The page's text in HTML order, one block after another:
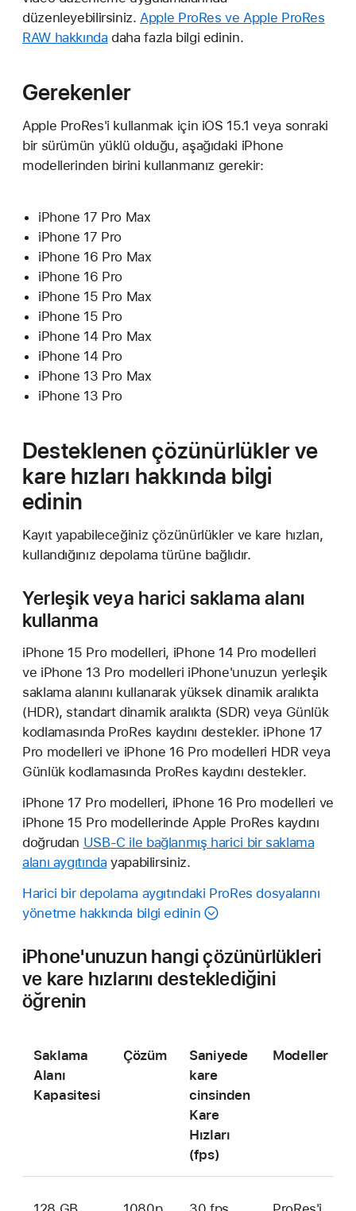
düzenleyebilirsiniz.Apple ProRes ve Apple ProRes
RAW hakkında daha fazla bilgi edinin.
Gerekenler
Apple ProRes'i kullanmak için iOS 15.1 veya sonraki
bir sürümün yüklü olduğu, aşağıdaki iPhone
modellerinden birini kullanmanız gerekir:
iPhone 17 Pro Max
iPhone 17 Pro
iPhone 16 Pro Max
iPhone 16 Pro
iPhone 15 Pro Max
iPhone 15 Pro
iPhone 14 Pro Max
iPhone 14 Pro
iPhone 13 Pro Max
iPhone 13 Pro
Desteklenen çözünürlükler ve
kare hızları hakkında bilgi
edinin
Kayıt yapabileceğiniz çözünürlükler ve kare hızları,
kullandığınız depolama türüne bağlıdır.
Yerleşik veya harici saklama alanı
kullanma
iPhone 15 Pro modelleri, iPhone 14 Pro modelleri
ve iPhone 13 Pro modelleri iPhone'unuzun yerleşik
saklama alanını kullanarak yüksek dinamik aralıkta
(HDR), standart dinamik aralıkta (SDR) veya Günlük
kodlamasında ProRes kaydını destekler. iPhone 17
Pro modelleri ve iPhone 16 Pro modelleri HDR veya
Günlük kodlamasında ProRes kaydını destekler.
iPhone 17 Pro modelleri, iPhone 16 Pro modelleri ve
iPhone 15 Pro modellerinde Apple ProRes kaydını
doğrudan USB-C ile bağlanmış harici bir saklama
alanı aygıtında yapabilirsiniz.
Harici bir depolama aygıtındaki ProRes dosyalarını
yönetme hakkında bilgi edinin
iPhone'unuzun hangi çözünürlükleri
ve kare hızlarını desteklediğini
öğrenin
Saklama
Alanı
Kapasitesi
Çözüm
Saniyede
kare
cinsinden
Kare
Hızları
(fps)
Modeller